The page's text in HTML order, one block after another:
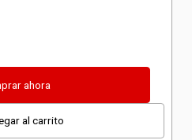
ahora
al carrito